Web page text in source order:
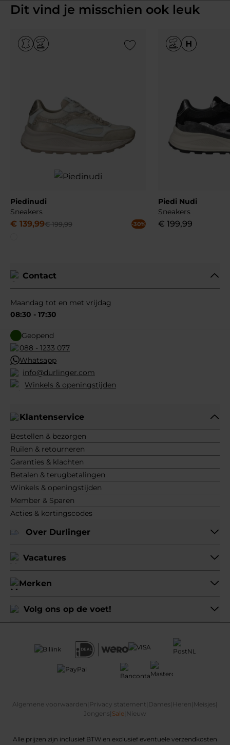
Dit vind je misschien ook leuk
Add to Wishlist
Piedinudi
Sneakers
€ 139,99€ 199,99 -30%
Piedi Nudi
Sneakers
€ 199,99
Contact
Maandag tot en met vrijdag
08:30 - 17:30
Geopend
088 - 1233 077
Whatsapp
info@durlinger.com
Winkels & openingstijden
Klantenservice
Bestellen & bezorgen
Ruilen & retourneren
Garanties & klachten
Betalen & terugbetalingen
Winkels & openingstijden
Member & Sparen
Acties & kortingscodes
Over Durlinger
Vacatures
Merken
Volg ons op de voet!
Algemene voorwaarden Privacy statement Dames Heren Meisjes
Jongens Sale Nieuw
Alle prijzen zijn inclusief BTW en exclusief eventuele verzendkosten